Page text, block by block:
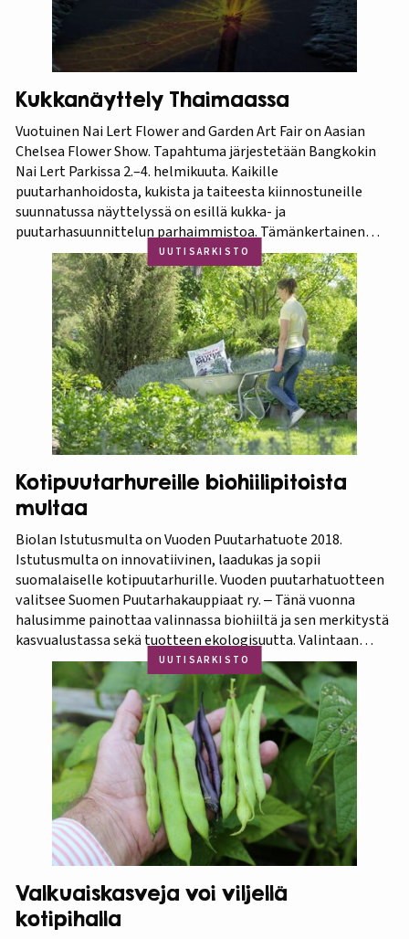
Kukkanäyttely Thaimaassa
Vuotuinen Nai Lert Flower and Garden Art Fair on Aasian
Chelsea Flower Show. Tapahtuma järjestetään Bangkokin
Nai Lert Parkissa 2.–4. helmikuuta. Kaikille
puutarhanhoidosta, kukista ja taiteesta kiinnostuneille
suunnatussa näyttelyssä on esillä kukka- ja
puutarhasuunnittelun parhaimmistoa. Tämänkertainen
tapahtuma on osa Amazing Thailand -teemavuotta, joka
pyrkii piristämään Thaimaan matkailua entisestään.
Thaimaa tunnetaan erittäin runsaasta ja monipuolisesta
kasvistostaan,…
UUTISARKISTO
Kotipuutarhureille biohiilipitoista
multaa
Biolan Istutusmulta on Vuoden Puutarhatuote 2018.
Istutusmulta on innovatiivinen, laadukas ja sopii
suomalaiselle kotipuutarhurille. Vuoden puutarhatuotteen
valitsee Suomen Puutarhakauppiaat ry. ‒ Tänä vuonna
halusimme painottaa valinnassa biohiiltä ja sen merkitystä
kasvualustassa sekä tuotteen ekologisuutta. Valintaan
vaikuttivat myös luonnonmukaisuus ja kotimaisuus.
Finaaliin päätyneet tuotteet olivat kaikki biohiilipohjaisia.
Kilpailu oli tasainen, mutta Biolan Istutusmulta antaa
ehdottomasti helpoimmin…
UUTISARKISTO
Valkuaiskasveja voi viljellä
kotipihalla